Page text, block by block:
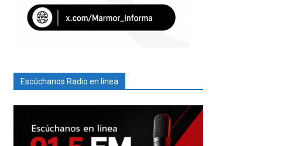
Escúchanos Radio en línea